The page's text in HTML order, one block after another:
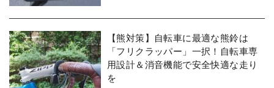
【熊対策】自転車に最適な熊鈴は
「フリクラッパー」一択！自転車専
用設計＆消音機能で安全快適な走り
を